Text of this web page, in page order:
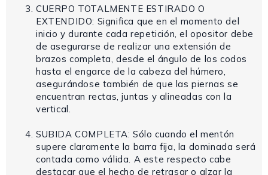
CUERPO TOTALMENTE ESTIRADO O
EXTENDIDO: Significa que en el momento del
inicio y durante cada repetición, el opositor debe
de asegurarse de realizar una extensión de
brazos completa, desde el ángulo de los codos
hasta el engarce de la cabeza del húmero,
asegurándose también de que las piernas se
encuentran rectas, juntas y alineadas con la
vertical.
SUBIDA COMPLETA: Sólo cuando el mentón
supere claramente la barra fija, la dominada será
contada como válida. A este respecto cabe
destacar que el hecho de retrasar o alzar la